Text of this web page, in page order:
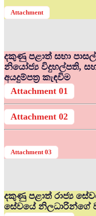
Attachment
දකුණු පළාත් සභා
නියෝජ්‍ය විදුහල්පති,
අයදුම්පත්‍ර කැඳවිම
Attachment 01
Attachment 02
Attachment 03
දකුණු පළාත් රාජ්‍ය
සේවයේ නිලධාරින්ගේ